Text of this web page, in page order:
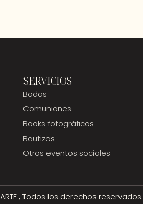
SERVICIOS
Bodas
Comuniones
Books fotográficos
Bautizos
Otros eventos sociales
, Todos los derechos reservados.